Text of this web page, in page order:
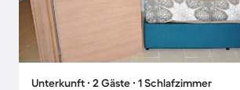
Unterkunft ∙ 2 Gäste ∙ 1 Schlafzimmer